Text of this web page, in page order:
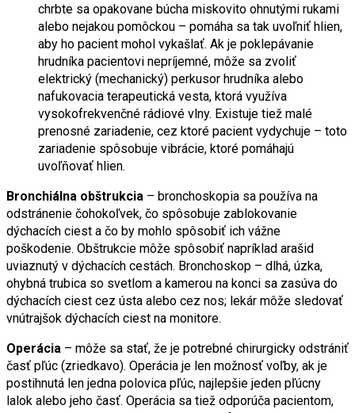
chrbte sa opakovane búcha miskovito ohnutými rukami
alebo nejakou pomôckou – pomáha sa tak uvoľniť hlien,
aby ho pacient mohol vykašlať. Ak je poklepávanie
hrudníka pacientovi nepríjemné, môže sa zvoliť
elektrický (mechanický) perkusor hrudníka alebo
nafukovacia terapeutická vesta, ktorá využíva
vysokofrekvenčné rádiové vlny. Existuje tiež malé
prenosné zariadenie, cez ktoré pacient vydychuje – toto
zariadenie spôsobuje vibrácie, ktoré pomáhajú
uvoľňovať hlien.
Bronchiálna obštrukcia – bronchoskopia sa používa na
odstránenie čohokoľvek, čo spôsobuje zablokovanie
dýchacích ciest a čo by mohlo spôsobiť ich vážne
poškodenie. Obštrukcie môže spôsobiť napríklad arašid
uviaznutý v dýchacích cestách. Bronchoskop – dlhá, úzka,
ohybná trubica so svetlom a kamerou na konci sa zasúva do
dýchacích ciest cez ústa alebo cez nos; lekár môže sledovať
vnútrajšok dýchacích ciest na monitore.
Operácia – môže sa stať, že je potrebné chirurgicky odstrániť
časť pľúc (zriedkavo). Operácia je len možnosť voľby, ak je
postihnutá len jedna polovica pľúc, najlepšie jeden pľúcny
lalok alebo jeho časť. Operácia sa tiež odporúča pacientom,